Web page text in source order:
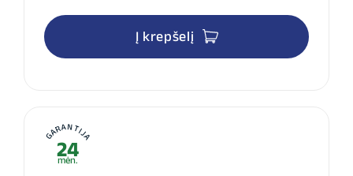
Į krepšelį
GARANTIJA
24
mėn.